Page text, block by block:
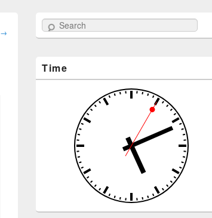
→
Search
Time